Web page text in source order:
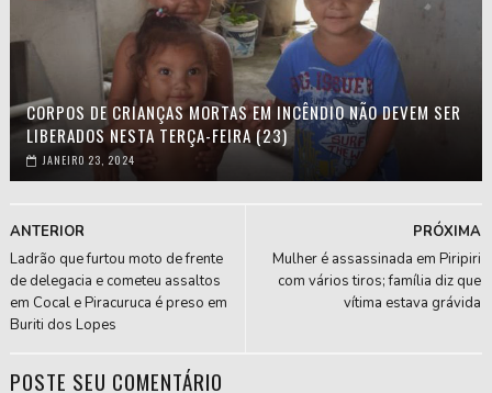
CORPOS DE CRIANÇAS MORTAS EM INCÊNDIO NÃO DEVEM SER
LIBERADOS NESTA TERÇA-FEIRA (23)
JANEIRO 23, 2024
PRÓXIMA
Mulher é assassinada em Piripiri
com vários tiros; família diz que
vítima estava grávida
ANTERIOR
Ladrão que furtou moto de frente
de delegacia e cometeu assaltos
em Cocal e Piracuruca é preso em
Buriti dos Lopes
POSTE SEU COMENTÁRIO